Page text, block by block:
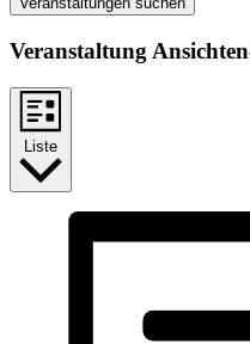
Veranstaltung
Liste